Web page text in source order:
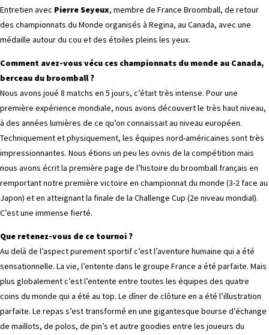
Entretien avec Pierre Seyeux, membre de France Broomball, de retour
des championnats du Monde organisés à Regina, au Canada, avec une
médaille autour du cou et des étoiles pleins les yeux.
Comment avez-vous vécu ces championnats du monde au Canada,
berceau du broomball ?
Nous avons joué 8 matchs en 5 jours, c’était très intense. Pour une
première expérience mondiale, nous avons découvert le très haut niveau,
à des années lumières de ce qu’on connaissait au niveau européen.
Techniquement et physiquement, les équipes nord-américaines sont très
impressionnantes. Nous étions un peu les ovnis de la compétition mais
nous avons écrit la première page de l’histoire du broomball français en
remportant notre première victoire en championnat du monde (3-2 face au
Japon) et en atteignant la finale de la Challenge Cup (2e niveau mondial).
C’est une immense fierté.
Que retenez-vous de ce tournoi ?
Au delà de l’aspect purement sportif c’est l’aventure humaine qui a été
sensationnelle. La vie, l’entente dans le groupe France a été parfaite. Mais
plus globalement c’est l’entente entre toutes les équipes des quatre
coins du monde qui a été au top. Le dîner de clôture en a été l’illustration
parfaite. Le repas s’est transformé en une gigantesque bourse d’échange
de maillots, de polos, de pin’s et autre goodies entre les joueurs du